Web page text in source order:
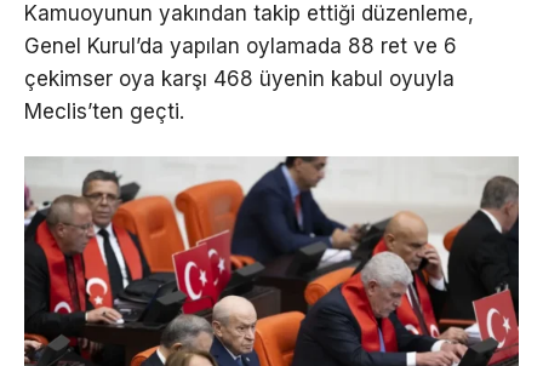
Kamuoyunun yakından takip ettiği düzenleme,
Genel Kurul’da yapılan oylamada 88 ret ve 6
çekimser oya karşı 468 üyenin kabul oyuyla
Meclis’ten geçti.